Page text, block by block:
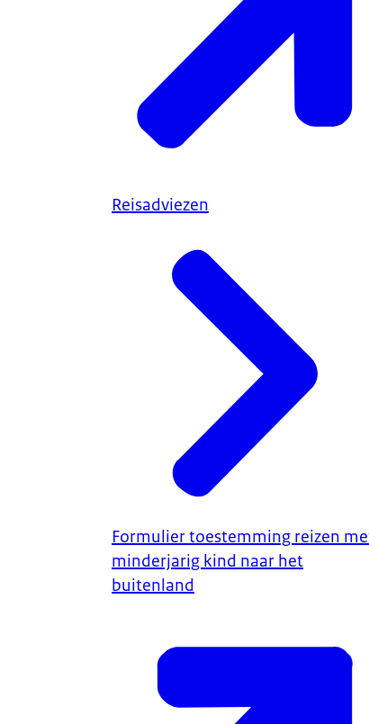
Reisadviezen
Formulier toestemming reizen
minderjarig kind naar het
buitenland